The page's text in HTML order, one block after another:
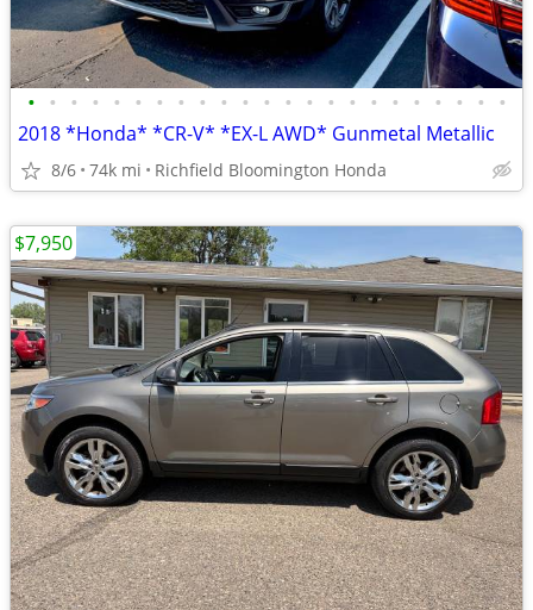
• • • • • • • • • • • • • • • • • • • • • • •
2018 *Honda* *CR-V* *EX-L AWD* Gunmetal Metallic
8/6 74k mi Richfield Bloomington Honda
$7,950